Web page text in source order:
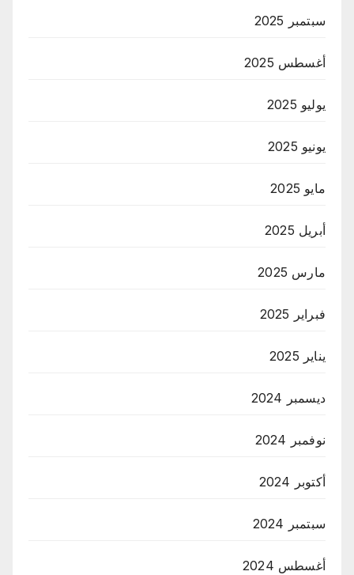
سبتمبر 2025
أغسطس 2025
يوليو 2025
يونيو 2025
مايو 2025
أبريل 2025
مارس 2025
فبراير 2025
يناير 2025
ديسمبر 2024
نوفمبر 2024
أكتوبر 2024
سبتمبر 2024
أغسطس 2024